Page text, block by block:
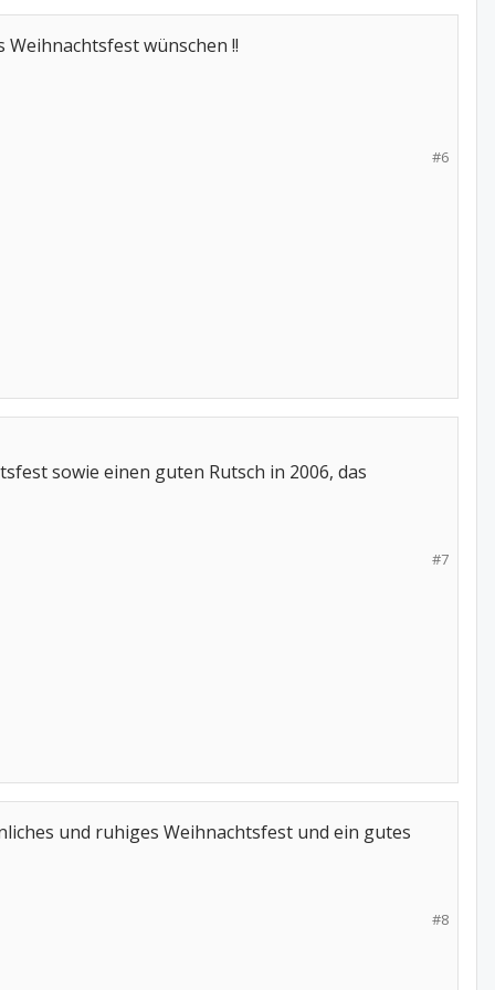
wünschen !!
#6
sowie einen guten Rutsch in 2006, das
#7
und ruhiges Weihnachtsfest und ein gutes
#8